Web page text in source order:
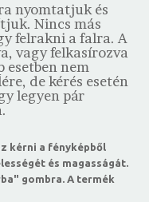
nyomtatjuk és
Nincs más
felrakni a falra. A
vagy felkasírozva
esetben nem
de kérés esetén
legyen pár
kérni a fényképből
és magasságát.
gombra. A termék